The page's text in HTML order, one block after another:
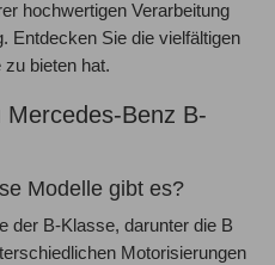
hochwertigen Verarbeitung
Entdecken Sie die vielfältigen
bieten hat.
Benz B-
Modelle gibt es?
der B-Klasse, darunter die B
Motorisierungen